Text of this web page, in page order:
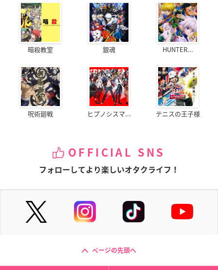
暗殺教室 銀魂 HUNTER...
呪術廻戦 ヒプノシスマ... テニスの王子様
OFFICIAL SNS
フォローしてより楽しいオタクライフ！
ページの先頭へ